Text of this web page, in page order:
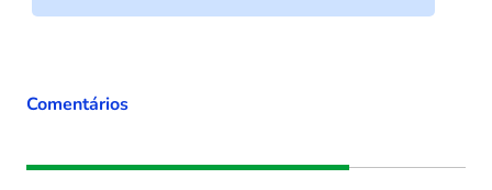
Comentários